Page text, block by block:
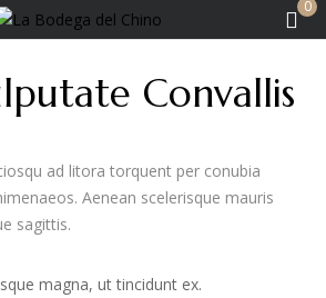
0
Convallis
ad litora torquent per conubia
Aenean scelerisque mauris
sagittis.
magna, ut tincidunt ex.